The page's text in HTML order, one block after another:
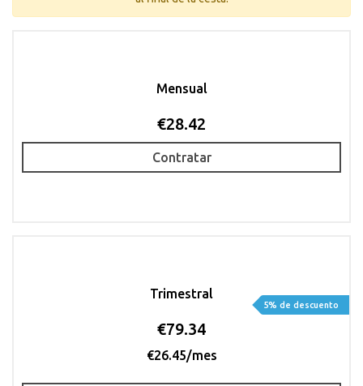
Mensual
€28.42
Contratar
Trimestral
€79.34
€26.45/mes
5% de descuento